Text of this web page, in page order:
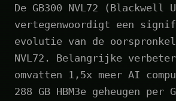
De GB300 NVL72 (Blackwell
vertegenwoordigt een
evolutie van de
NVL72. Belangrijke
omvatten 1,5x meer AI
288 GB HBM3e geheugen per